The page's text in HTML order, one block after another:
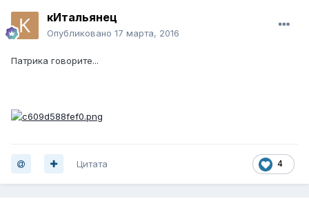
кИтальянец
Опубликовано 17 марта, 2016
Патрика говорите...
4
Цитата